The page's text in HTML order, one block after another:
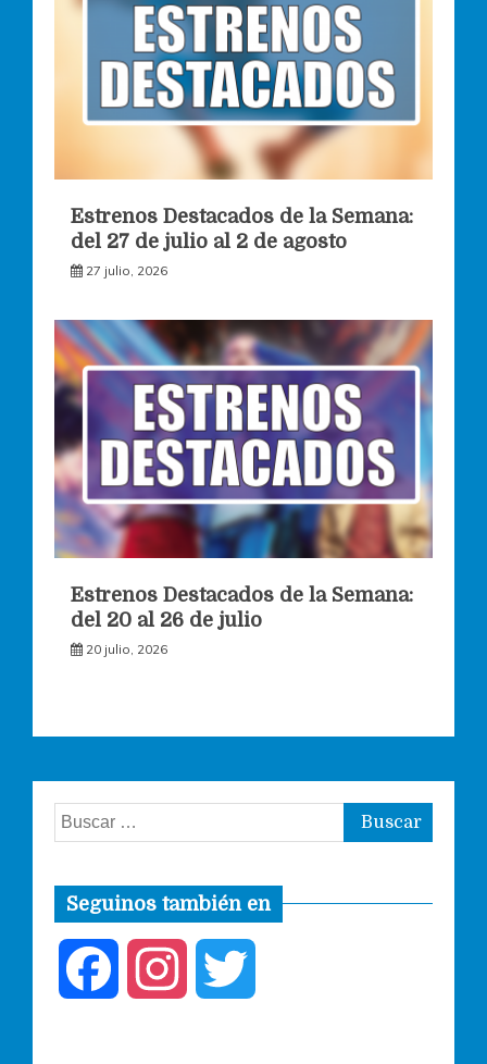
Estrenos Destacados de la Semana:
del 27 de julio al 2 de agosto
27 julio, 2026
Estrenos Destacados de la Semana:
del 20 al 26 de julio
20 julio, 2026
Buscar:
Seguinos también en